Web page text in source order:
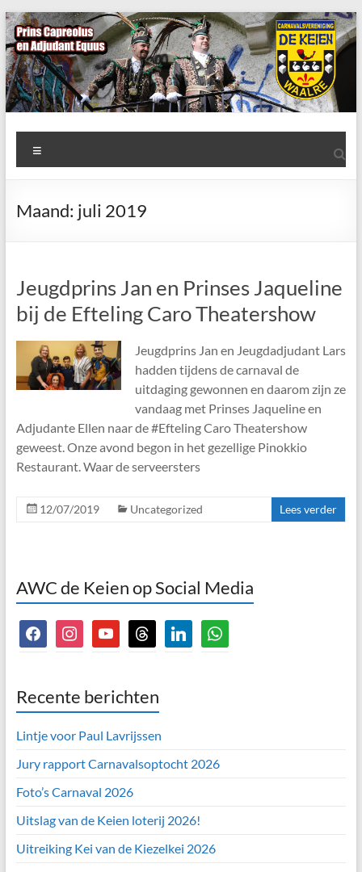
Ga
naar
de
inhoud
AWC
de
Keien
De
Keien
Maand: juli 2019
Jeugdprins Jan en Prinses Jaqueline
bij de Efteling Caro Theatershow
Jeugdprins Jan en Jeugdadjudant Lars
hadden tijdens de carnaval de
uitdaging gewonnen en daarom zijn ze
vandaag met Prinses Jaqueline en
Adjudante Ellen naar de #Efteling Caro Theatershow
geweest. Onze avond begon in het gezellige Pinokkio
Restaurant. Waar de serveersters
12/07/2019 Uncategorized Lees verder
AWC de Keien op Social Media
facebookinstagramyoutubethreads linkedinwhatsapp
Recente berichten
Lintje voor Paul Lavrijssen
Jury rapport Carnavalsoptocht 2026
Foto’s Carnaval 2026
Uitslag van de Keien loterij 2026!
Uitreiking Kei van de Kiezelkei 2026